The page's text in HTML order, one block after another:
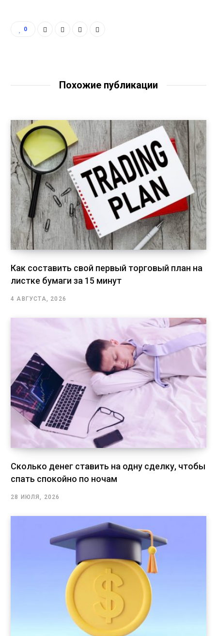
0
Похожие публикации
Как составить свой первый торговый план на
листке бумаги за 15 минут
4 АВГУСТА, 2026
Сколько денег ставить на одну сделку, чтобы
спать спокойно по ночам
28 ИЮЛЯ, 2026